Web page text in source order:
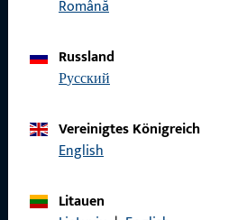
Română
Russland
русский
Vereinigtes Königreich
English
Litauen